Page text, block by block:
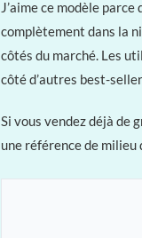
J’aime ce modèle
complètement dans la
côtés du marché. Les
côté d’autres best-
Si vous vendez déjà de
une référence de milieu